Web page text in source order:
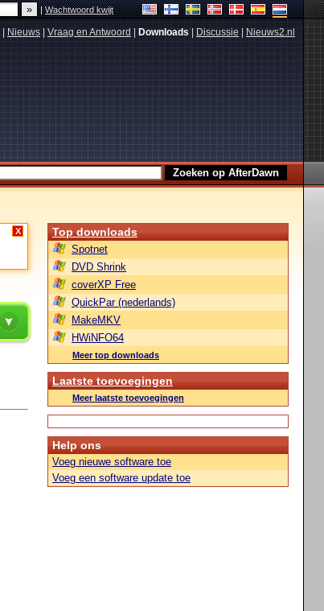
|Wachtwoord kwijt
Nieuws Vraag en Antwoord Downloads Discussie Nieuws2.nl
X Top downloads
Spotnet
DVD Shrink
coverXP Free
QuickPar (nederlands)
MakeMKV
HWiNFO64
Meer top downloads
Laatste toevoegingen
Meer laatste toevoegingen
Help ons
Voeg nieuwe software toe
Voeg een software update toe